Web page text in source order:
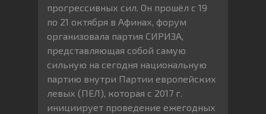
прогрессивных сил. Он прошёл с 19
по 21 октября в Афинах, форум
организовала партия СИРИЗА,
представляющая собой самую
сильную на сегодня национальную
партию внутри Партии европейских
левых (ПЕЛ), которая с 2017 г.
инициирует проведение ежегодных